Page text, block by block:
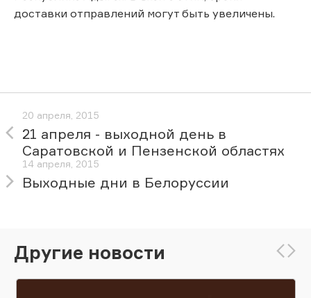
доставки отправлений могут быть увеличены.
20 апреля, 2015
21 апреля - выходной день в
Саратовской и Пензенской областях
14 апреля, 2015
Выходные дни в Белоруссии
Другие новости